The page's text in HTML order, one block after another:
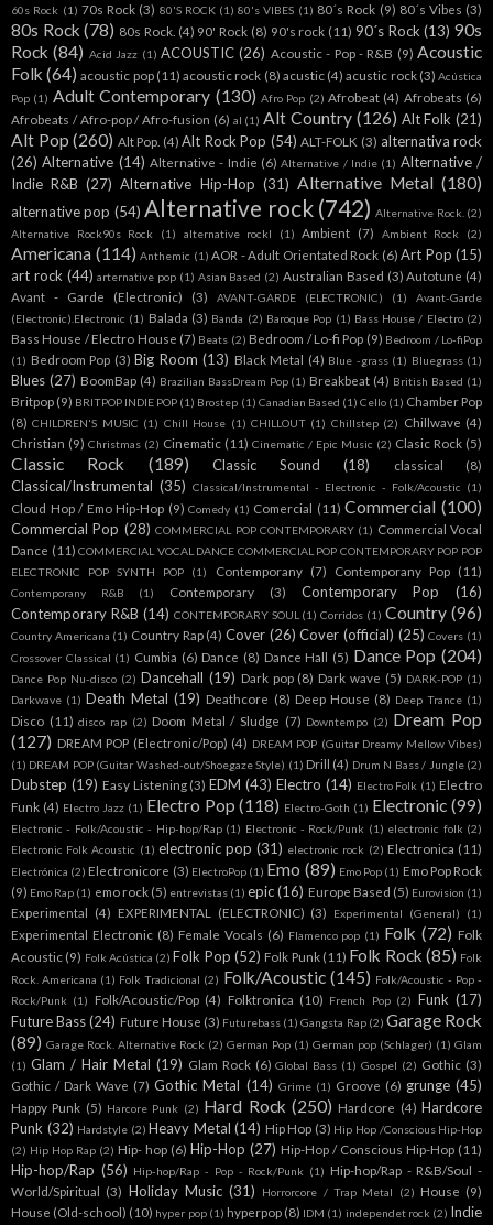
60s Rock (1) 70s Rock (3) 80'S ROCK (1) 80's VIBES (1) 80´s Rock (9) 80´s Vibes (3)
80s Rock (78) 80s Rock. (4) 90' Rock (8) 90's rock (11) 90´s Rock (13) 90s
Rock (84) Acid Jazz (1) ACOUSTIC (26) Acoustic - Pop - R&B (9) Acoustic
Folk (64) acoustic pop (11) acoustic rock (8) acustic (4) acustic rock (3) Acústica
Pop (1) Adult Contemporary (130) Afro Pop (2) Afrobeat (4) Afrobeats (6)
Afrobeats / Afro-pop / Afro-fusion (6) al (1) Alt Country (126) Alt Folk (21)
Alt Pop (260) Alt Pop. (4) Alt Rock Pop (54) ALT-FOLK (3) alternativa rock
(26) Alternative (14) Alternative - Indie (6) Alternative / Indie (1) Alternative /
Indie R&B (27) Alternative Hip-Hop (31) Alternative Metal (180)
alternative pop (54) Alternative rock (742) Alternative Rock. (2)
Alternative Rock90s Rock
(1) alternative rockl (1) Ambient (7) Ambient Rock (2)
Americana (114) Anthemic (1) AOR - Adult Orientated Rock (6) Art Pop (15)
art rock (44) arternative pop (1) Asian Based (2) Australian Based (3) Autotune (4)
Avant - Garde (Electronic)
(3) AVANT-GARDE (ELECTRONIC) (1)
Avant-Garde
(Electronic).Electronic (1) Balada (3) Banda (2) Baroque Pop (1) Bass House / Electro (2)
Bass House / Electro House (7) Beats (2) Bedroom / Lo-fi Pop (9) Bedroom / Lo-fiPop
(1) Bedroom Pop (3) Big Room (13) Black Metal (4) Blue -grass (1) Bluegrass (1)
Blues (27) BoomBap (4) Brazilian BassDream Pop (1) Breakbeat (4) British Based (1)
Britpop (9) BRITPOP INDIE POP (1) Brostep (1) Canadian Based (1) Cello (1) Chamber Pop
(8) CHILDREN'S MUSIC (1) Chill House (1) CHILLOUT (1) Chillstep (2) Chillwave (4)
Christian (9) Christmas (2) Cinematic (11) Cinematic / Epic Music (2) Clasic Rock (5)
Classic Rock (189) Classic Sound (18) classical (8)
Classical/Instrumental (35) Classical/Instrumental - Electronic - Folk/Acoustic (1)
Cloud Hop / Emo Hip-Hop (9) Comedy (1) Comercial (11) Commercial (100)
Commercial Pop (28) COMMERCIAL POP CONTEMPORARY (1) Commercial Vocal
Dance (11) COMMERCIAL VOCAL DANCE COMMERCIAL POP CONTEMPORARY POP POP
ELECTRONIC POP SYNTH POP
(1) Contemporany (7) Contemporany Pop (11)
Contemporany R&B (1) Contemporary (3) Contemporary Pop
(16)
Contemporary R&B (14) CONTEMPORARY SOUL (1) Corridos (1) Country (96)
Country Americana (1) Country Rap (4) Cover (26) Cover (official) (25) Covers (1)
Crossover Classical (1) Cumbia (6) Dance (8) Dance Hall (5) Dance Pop (204)
Dance Pop Nu-disco (2) Dancehall (19) Dark pop (8) Dark wave (5) DARK-POP (1)
Darkwave (1) Death Metal (19) Deathcore (8) Deep House (8) Deep Trance (1)
Disco (11) disco rap (2) Doom Metal / Sludge (7) Downtempo (2) Dream Pop
(127) DREAM POP (Electronic/Pop) (4) DREAM POP (Guitar Dreamy Mellow Vibes)
(1) DREAM POP (Guitar Washed-out/Shoegaze Style) (1) Drill (4) Drum N Bass / Jungle (2)
Dubstep (19) Easy Listening (3) EDM (43) Electro (14) Electro Folk (1) Electro
Funk (4) Electro Jazz (1) Electro Pop (118) Electro-Goth (1) Electronic (99)
Electronic - Folk/Acoustic - Hip-hop/Rap (1) Electronic - Rock/Punk (1) electronic folk (2)
Electronic Folk Acoustic (1) electronic pop (31) electronic rock (2) Electronica (11)
Electrónica (2) Electronicore (3) ElectroPop (1) Emo (89) Emo Pop (1) Emo Pop Rock
(9) Emo Rap (1) emo rock (5) entrevistas (1) epic (16) Europe Based (5) Eurovision (1)
Experimental (4) EXPERIMENTAL (ELECTRONIC) (3) Experimental (General) (1)
Experimental Electronic (8) Female Vocals (6) Flamenco pop (1) Folk (72) Folk
Acoustic (9) Folk Acústica (2) Folk Pop (52) Folk Punk (11) Folk Rock (85) Folk
Rock. Americana (1) Folk Tradicional (2) Folk/Acoustic (145) Folk/Acoustic - Pop -
Rock/Punk (1) Folk/Acoustic/Pop (4) Folktronica (10) French Pop (2) Funk (17)
Future Bass (24) Future House (3) Futurebass (1) Gangsta Rap (2) Garage Rock
(89) Garage Rock. Alternative Rock (2) German Pop (1) German pop (Schlager) (1) Glam
(1) Glam / Hair Metal (19) Glam Rock (6) Global Bass (1) Gospel (2) Gothic (3)
Gothic / Dark Wave (7) Gothic Metal (14) Grime (1) Groove (6) grunge (45)
Happy Punk (5) Harcore Punk (2) Hard Rock (250) Hardcore (4) Hardcore
Punk (32) Hardstyle (2) Heavy Metal (14) Hip Hop (3) Hip Hop /Conscious Hip-Hop
(2) Hip Hop Rap (2) Hip- hop (6) Hip-Hop (27) Hip-Hop / Conscious Hip-Hop (11)
Hip-hop/Rap (56) Hip-hop/Rap - Pop - Rock/Punk (1) Hip-hop/Rap - R&B/Soul -
World/Spiritual (3) Holiday Music (31) Horrorcore / Trap Metal (2) House (9)
House (Old-school) (10) hyper pop (1) hyperpop (8) IDM (1) independet rock (2) Indie